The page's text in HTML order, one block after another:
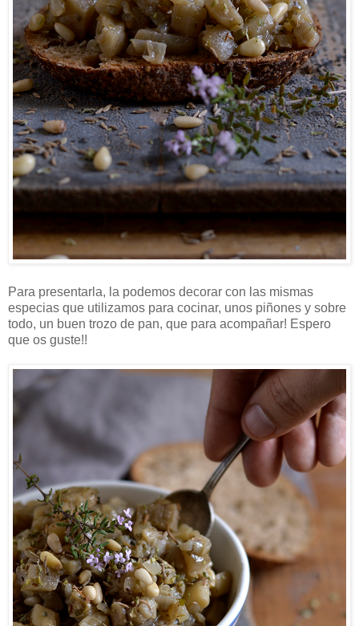
Para presentarla, la podemos decorar con las mismas
especias que utilizamos para cocinar, unos piñones y sobre
todo, un buen trozo de pan, que para acompañar! Espero
que os guste!!